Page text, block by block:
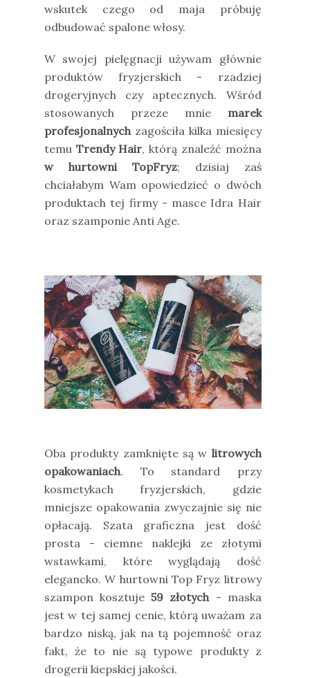
wskutek czego od maja próbuję
odbudować spalone włosy.
W swojej pielęgnacji używam głównie
produktów fryzjerskich - rzadziej
drogeryjnych czy aptecznych. Wśród
stosowanych przeze mnie marek
profesjonalnych zagościła kilka miesięcy
temu Trendy Hair, którą znaleźć można
w hurtowni TopFryz; dzisiaj zaś
chciałabym Wam opowiedzieć o dwóch
produktach tej firmy - masce Idra Hair
oraz szamponie Anti Age.
Oba produkty zamknięte są w litrowych
opakowaniach. To standard przy
kosmetykach fryzjerskich, gdzie
mniejsze opakowania zwyczajnie się nie
opłacają. Szata graficzna jest dość
prosta - ciemne naklejki ze złotymi
wstawkami, które wyglądają dość
elegancko. W hurtowni Top Fryz litrowy
szampon kosztuje 59 złotych - maska
jest w tej samej cenie, którą uważam za
bardzo niską, jak na tą pojemność oraz
fakt, że to nie są typowe produkty z
drogerii kiepskiej jakości.